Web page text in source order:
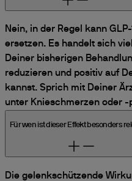
Nein, in der Regel kann
ersetzen. Es handelt sich
Deiner bisherigen
reduzieren und positiv auf
kannst. Sprich mit Deiner
unter Knieschmerzen oder
Für wen ist dieser Effekt besonders
Die gelenkschützende